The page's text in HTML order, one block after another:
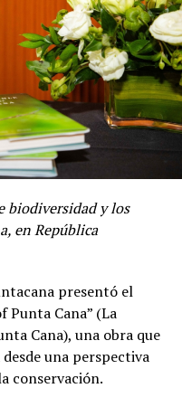
biodiversidad y los
en República
presentó el
Punta Cana” (La
Cana), una obra que
una perspectiva
conservación.